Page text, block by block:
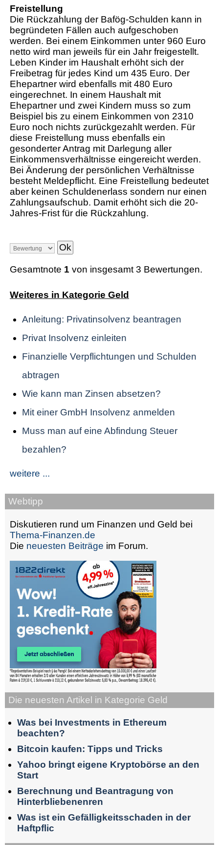
Freistellung
Die Rückzahlung der Bafög-Schulden kann in
begründeten Fällen auch aufgeschoben
werden. Bei einem Einkommen unter 960 Euro
netto wird man jeweils für ein Jahr freigestellt.
Leben Kinder im Haushalt erhöht sich der
Freibetrag für jedes Kind um 435 Euro. Der
Ehepartner wird ebenfalls mit 480 Euro
eingerechnet. In einem Haushalt mit
Ehepartner und zwei Kindern muss so zum
Beispiel bis zu einem Einkommen von 2310
Euro noch nichts zurückgezahlt werden. Für
diese Freistellung muss ebenfalls ein
gesonderter Antrag mit Darlegung aller
Einkommensverhältnisse eingereicht werden.
Bei Änderung der persönlichen Verhältnisse
besteht Meldepflicht. Eine Freistellung bedeutet
aber keinen Schuldenerlass sondern nur einen
Zahlungsaufschub. Damit erhöht sich die 20-
Jahres-Frist für die Rückzahlung.
Gesamtnote 1 von insgesamt 3 Bewertungen.
Weiteres in Kategorie Geld
Anleitung: Privatinsolvenz beantragen
Privat Insolvenz einleiten
Finanzielle Verpflichtungen und Schulden
abtragen
Wie kann man Zinsen absetzen?
Mit einer GmbH Insolvenz anmelden
Muss man auf eine Abfindung Steuer
bezahlen?
weitere ...
Webtipp
Diskutieren rund um Finanzen und Geld bei
Thema-Finanzen.de
Die neuesten Beiträge im Forum.
Die neuesten Artikel in Kategorie Geld
Was bei Investments in Ethereum
beachten?
Bitcoin kaufen: Tipps und Tricks
Yahoo bringt eigene Kryptobörse an den
Start
Berechnung und Beantragung von
Hinterbliebenenren
Was ist ein Gefälligkeitsschaden in der
Haftpflic